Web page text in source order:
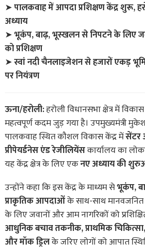
➤पालकवाह में आपदा प्रशिक्षण केंद्र शुरू,
अध्याय
➤भूकंप, बाढ़, भूस्खलन से निपटने के लिए
को प्रशिक्षण
➤स्वां नदी चैनलाइजेशन से हजारों एकड़
पर नियंत्रण
ऊना/हरोली:हरोली विधानसभा क्षेत्र में
महत्वपूर्ण कदम जुड़ गया है। उपमुख्यमंत्रीमुकेश
पालकवाह स्थित कौशल विकास केंद्र मेंसेंटर
प्रीपेयर्डनेस एंड रेजीलियेंसकार्यालय का
यह केंद्र क्षेत्र के लिए एकनए अध्याय की
उन्होंने कहा कि इस केंद्र के माध्यम सेभूकंप,
प्राकृतिक आपदाओंके साथ-साथ
के लिए जवानों और आम नागरिकों को
आधुनिक बचाव तकनीक, प्राथमिक
और मॉक ड्रिलके जरिए लोगों को आपात